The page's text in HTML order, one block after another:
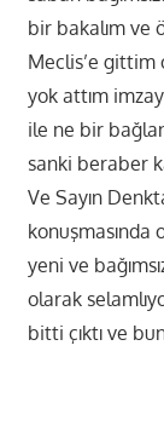
bir bakalım ve
Meclis’e gittim
yok attım
ile ne bir
sanki beraber
Ve Sayın
yeni ve
olarak
bitti çıktı ve